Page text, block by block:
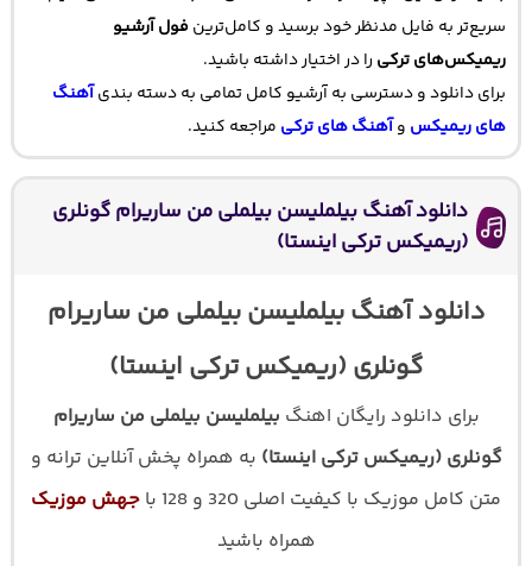
سریع‌تر به فایل مدنظر خود برسید و کامل‌ترینفول آرشیو
ریمیکس‌های ترکی را در اختیار داشته باشید.
برای دانلود و دسترسی به آرشیو کامل تمامی به دسته بندیآهنگ
های ریمیکس وآهنگ های ترکی مراجعه کنید.
دانلود آهنگ بیلملیسن بیلملی من ساریرام گونلری
(ریمیکس ترکی اینستا)
دانلود آهنگ بیلملیسن بیلملی من ساریرام
گونلری (ریمیکس ترکی اینستا)
برای دانلود رایگان اهنگ بیلملیسن بیلملی من ساریرام
گونلری (ریمیکس ترکی اینستا) به همراه پخش آنلاین ترانه و
متن کامل موزیک با کیفیت اصلی 320 و 128 با
جهش موزیک
همراه باشید